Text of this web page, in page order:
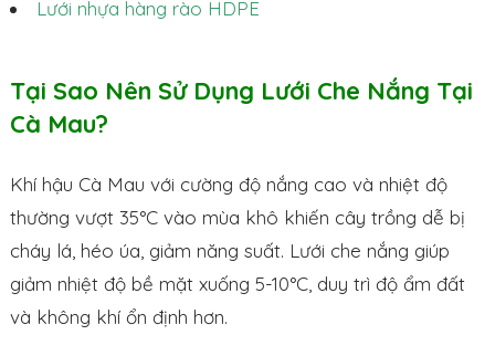
Lưới nhựa hàng rào HDPE
Tại Sao Nên Sử Dụng Lưới Che Nắng Tại
Cà Mau?
Khí hậu Cà Mau với cường độ nắng cao và nhiệt độ
thường vượt 35°C vào mùa khô khiến cây trồng dễ bị
cháy lá, héo úa, giảm năng suất. Lưới che nắng giúp
giảm nhiệt độ bề mặt xuống 5-10°C, duy trì độ ẩm đất
và không khí ổn định hơn.